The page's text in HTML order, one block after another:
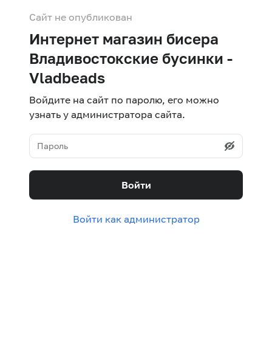
Сайт не опубликован
Интернет магазин бисера
Владивостокские бусинки -
Vladbeads
Войдите на сайт по паролю, его можно
узнать у администратора сайта.
Войти
Войти как администратор